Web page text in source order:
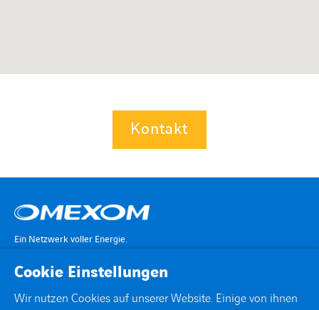
Kontakt
Ein Netzwerk voller Energie.
KONTAKT
Cookie Einstellungen
Wir nutzen Cookies auf unserer Website. Einige von ihnen